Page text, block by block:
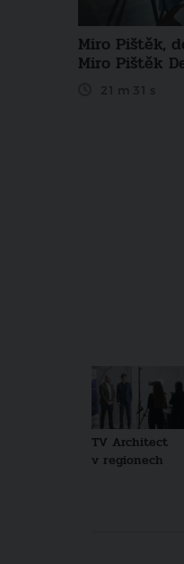
Miro Pištěk,
Miro Pištěk
21 m 31 s
TV Architect
v regionech